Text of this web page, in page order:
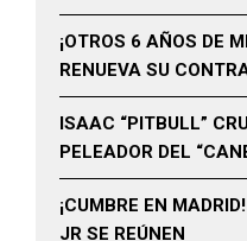
¡OTROS 6 AÑOS DE
RENUEVA SU
ISAAC “PITBULL”
PELEADOR DEL
¡CUMBRE EN
JR SE REÚNEN